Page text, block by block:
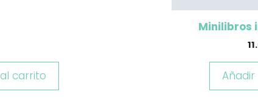
carrito
Minilibros